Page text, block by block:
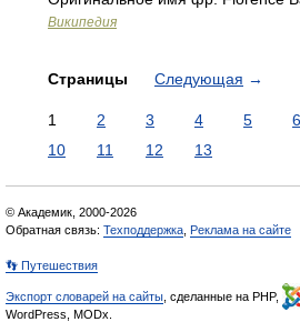
Википедия
Страницы Следующая →
1 2 3 4 5 6
10
11 12 13
© Академик, 2000-2026
Обратная связь: Техподдержка Реклама на сайте
👣 Путешествия
Экспорт словарей на сайты , сделанные на PHP,
WordPress, MODx.